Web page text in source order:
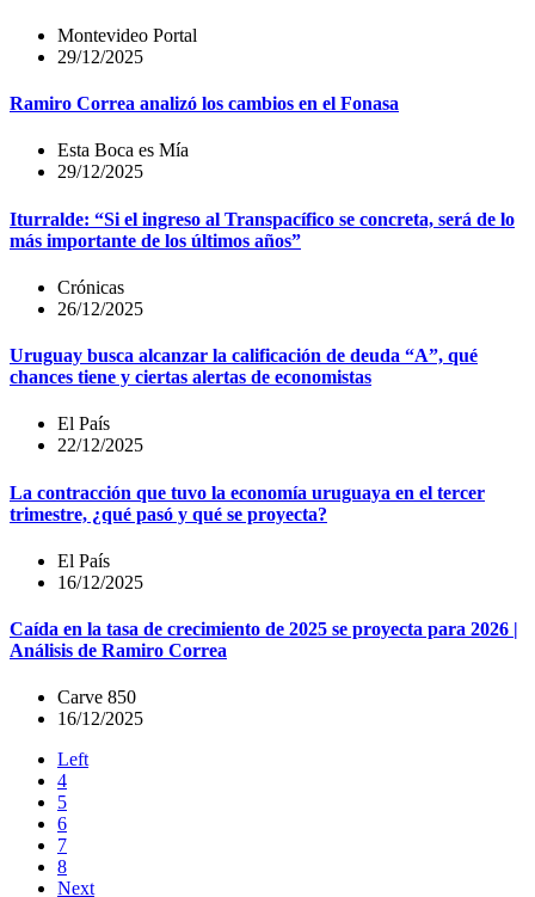
Montevideo Portal
29/12/2025
Ramiro Correa analizó los cambios en el Fonasa
Esta Boca es Mía
29/12/2025
Iturralde: “Si el ingreso al Transpacífico se concreta, será de lo
más importante de los últimos años”
Crónicas
26/12/2025
Uruguay busca alcanzar la calificación de deuda “A”, qué
chances tiene y ciertas alertas de economistas
El País
22/12/2025
La contracción que tuvo la economía uruguaya en el tercer
trimestre, ¿qué pasó y qué se proyecta?
El País
16/12/2025
Caída en la tasa de crecimiento de 2025 se proyecta para 2026 |
Análisis de Ramiro Correa
Carve 850
16/12/2025
Left
4
5
6
7
8
Next